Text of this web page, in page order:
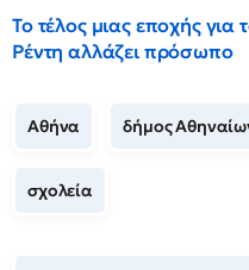
Το τέλος μιας εποχής για
Ρέντη αλλάζει πρόσωπο
Αθήνα δήμος
σχολεία